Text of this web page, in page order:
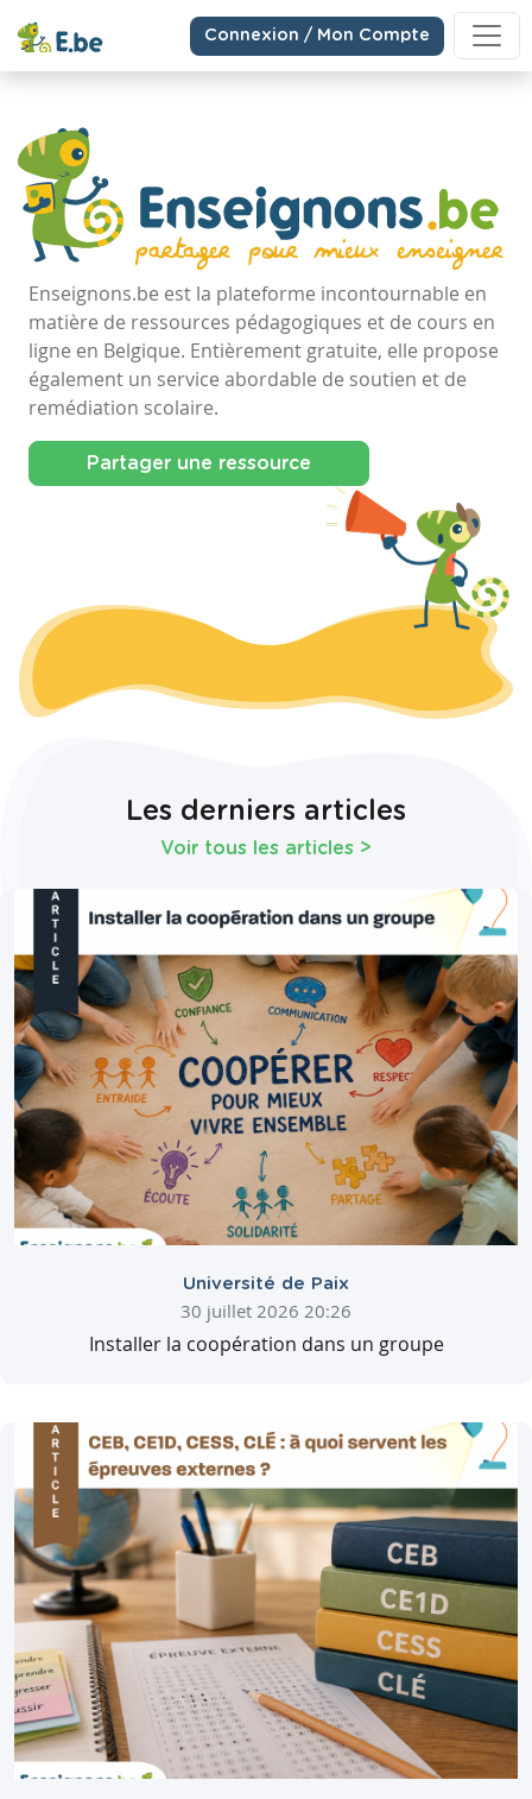
Connexion / Mon Compte
Enseignons.be est la plateforme incontournable en
matière de ressources pédagogiques et de cours en
ligne en Belgique. Entièrement gratuite, elle propose
également un service abordable de soutien et de
remédiation scolaire.
Partager une ressource
Les derniers articles
Voir tous les articles >
Université de Paix
30 juillet 2026 20:26
Installer la coopération dans un groupe